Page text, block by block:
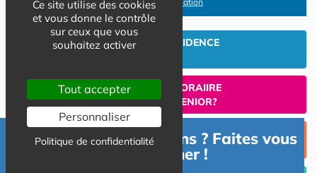
INVESTIR EN RESIDENCE
UN SEJOUR TEMPORAIIRE
EN RESIDENCE SENIOR?
TROUVER UNE PLACE
EN RESIDENCE SENIOR
Besoin d'informations ? Faites vous
accompagner !
Ce site utilise des cookies
et vous donne le contrôle
sur ceux que vous
souhaitez activer
Tout accepter
Personnaliser
Politique de confidentialité